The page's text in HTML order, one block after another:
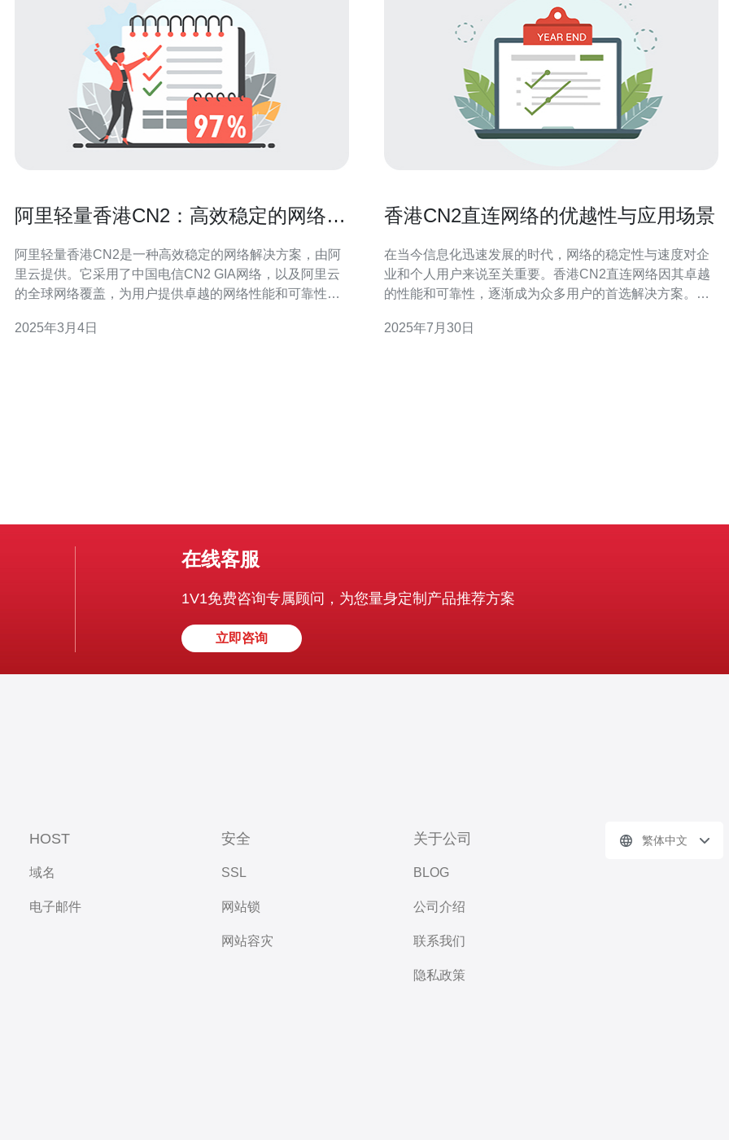
阿里轻量香港CN2：高效稳定的网络解
阿里轻量香港CN2是一种高效稳定的网络解决方案，由阿
里云提供。它采用了中国电信CN2 GIA网络，以及阿里云
的全球网络覆盖，为用户提供卓越的网络性能和可靠性。
1. 高效稳定 阿里轻量香港CN2利用了中国电信CN2 GIA网
2025年3月4日
香港CN2直连网络的优越性与应用场景
在当今信息化迅速发展的时代，网络的稳定性与速度对企
业和个人用户来说至关重要。香港CN2直连网络因其卓越
的性能和可靠性，逐渐成为众多用户的首选解决方案。本
用场景中的表现。 首先，什么是CN2直连网络？CN2是中
2025年7月30日
在线客服
1V1免费咨询专属顾问，为您量身定制产品推荐方案
立即咨询
HOST
域名
电子邮件
安全
SSL
网站锁
网站容灾
关于公司
BLOG
公司介绍
联系我们
隐私政策
繁体中文